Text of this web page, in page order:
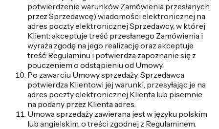
potwierdzenie warunków Zamówienia przesłanych
przez Sprzedawcę) wiadomości elektronicznej na
adres poczty elektronicznej Sprzedawcy, w której
Klient: akceptuje treść przesłanego Zamówienia i
wyraża zgodę na jego realizację oraz akceptuje
treść Regulaminu i potwierdza zapoznanie się z
pouczeniem o odstąpieniu od Umowy.
Po zawarciu Umowy sprzedaży, Sprzedawca
potwierdza Klientowi jej warunki, przesyłając je na
adres poczty elektronicznej Klienta lub pisemnie
na podany przez Klienta adres.
Umowa sprzedaży zawierana jest w języku polskim
lub angielskim, o treści zgodnej z Regulaminem.